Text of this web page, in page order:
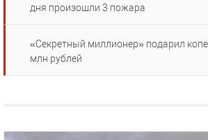
дня произошли 3 пожара
«Секретный миллионер» подарил
млн рублей